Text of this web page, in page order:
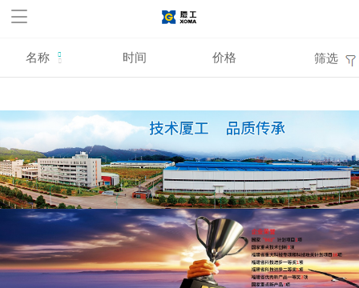
华体会官方网站,华体会
huatihui(中国)
名称 时间 价格 筛选